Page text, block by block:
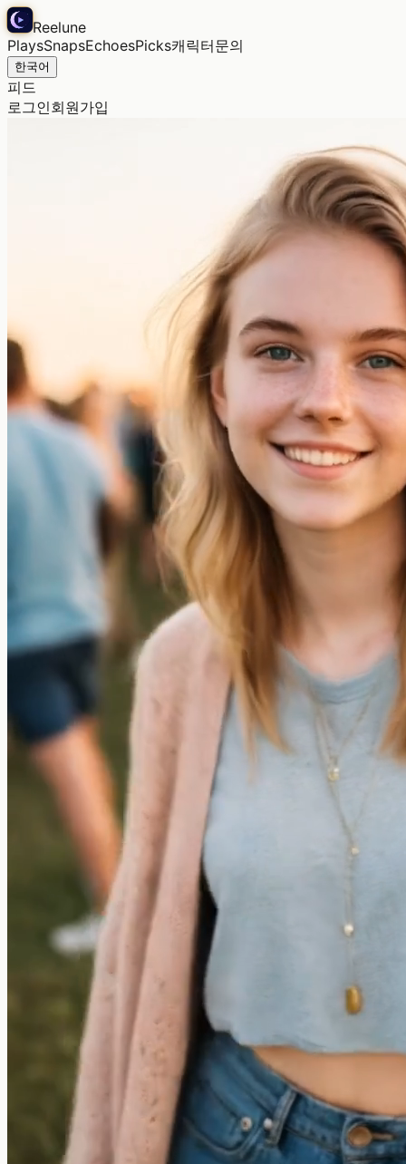
Reelune
PlaysSnapsEchoesPicks캐릭터문의
한국어
피드
로그인회원가입